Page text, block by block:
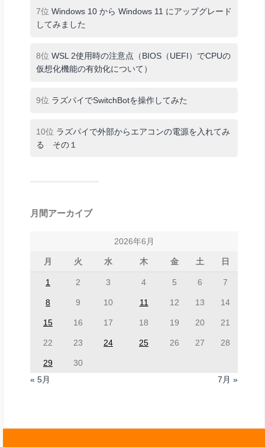
7位 Windows 10 から Windows 11 にアップグレード
してみました
8位 WSL 2使用時の注意点（BIOS（UEFI）でCPUの
仮想化機能の有効化について）
9位 ラズパイでSwitchBotを操作してみた
10位 ラズパイで外部からエアコンの電源を入れてみ
る その１
月間アーカイブ
2026年6月
月 火 水 木 金 土 日
1 2 3 4 5 6 7
8 9 10 11 12 13 14
15 16 17 18 19 20 21
22 23 24 25 26 27 28
29
30
« 5月
7月 »